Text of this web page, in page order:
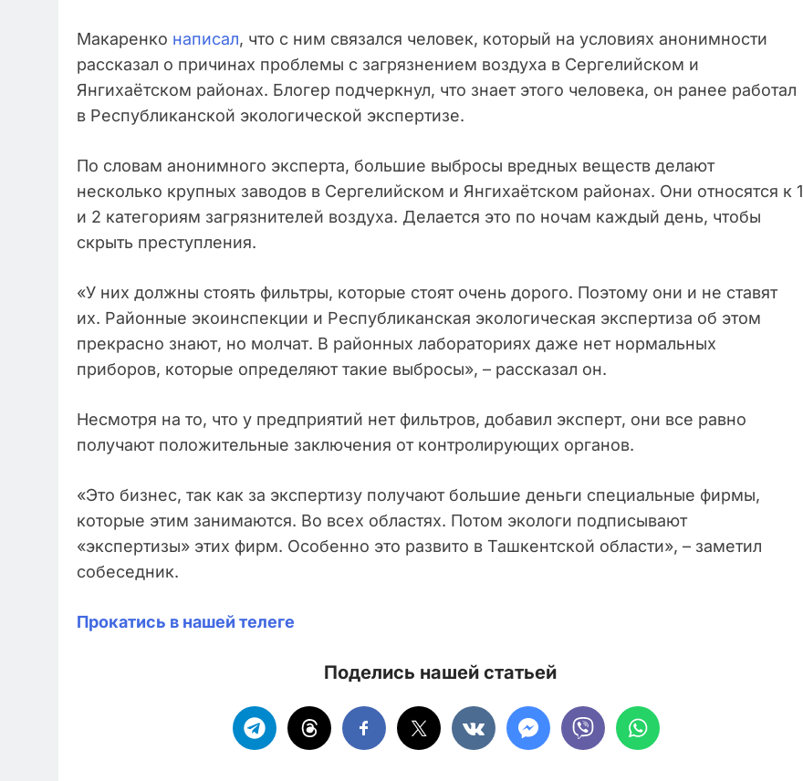
Макаренко написал, что с ним связался человек, который на условиях анонимности
рассказал о причинах проблемы с загрязнением воздуха в Сергелийском и
Янгихаётском районах. Блогер подчеркнул, что знает этого человека, он ранее работал
в Республиканской экологической экспертизе.
По словам анонимного эксперта, большие выбросы вредных веществ делают
несколько крупных заводов в Сергелийском и Янгихаётском районах. Они относятся к 1
и 2 категориям загрязнителей воздуха. Делается это по ночам каждый день, чтобы
скрыть преступления.
«У них должны стоять фильтры, которые стоят очень дорого. Поэтому они и не ставят
их. Районные экоинспекции и Республиканская экологическая экспертиза об этом
прекрасно знают, но молчат. В районных лабораториях даже нет нормальных
приборов, которые определяют такие выбросы», – рассказал он.
Несмотря на то, что у предприятий нет фильтров, добавил эксперт, они все равно
получают положительные заключения от контролирующих органов.
«Это бизнес, так как за экспертизу получают большие деньги специальные фирмы,
которые этим занимаются. Во всех областях. Потом экологи подписывают
«экспертизы» этих фирм. Особенно это развито в Ташкентской области», – заметил
собеседник.
Прокатись в нашей телеге
Поделись нашей статьей